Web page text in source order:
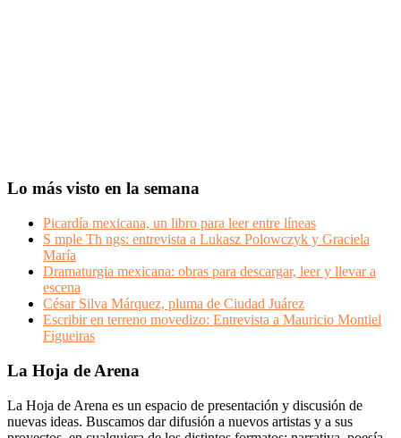
Lo más visto en la semana
Picardía mexicana, un libro para leer entre líneas
S mple Th ngs: entrevista a Lukasz Polowczyk y Graciela
María
Dramaturgia mexicana: obras para descargar, leer y llevar a
escena
César Silva Márquez, pluma de Ciudad Juárez
Escribir en terreno movedizo: Entrevista a Mauricio Montiel
Figueiras
Footer
La Hoja de Arena
La Hoja de Arena es un espacio de presentación y discusión de
nuevas ideas. Buscamos dar difusión a nuevos artistas y a sus